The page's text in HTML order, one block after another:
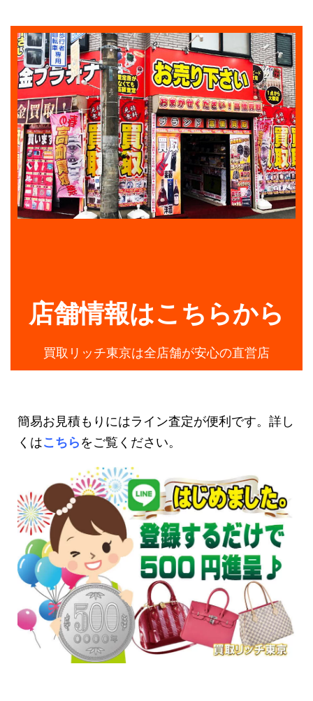
店舗情報はこちらから
買取リッチ東京は全店舗が安心の直営店
簡易お見積もりにはライン査定が便利です。詳し
くはこちらをご覧ください。